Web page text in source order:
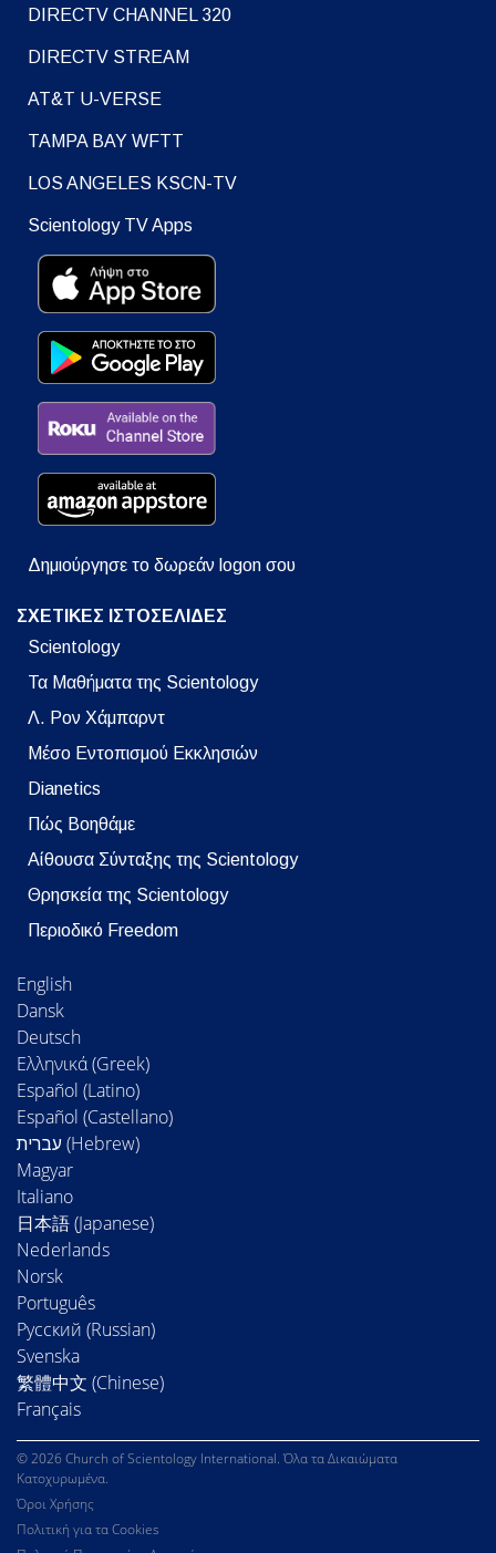
DIRECTV CHANNEL 320
DIRECTV STREAM
AT&T U-VERSE
TAMPA BAY WFTT
LOS ANGELES KSCN-TV
Scientology TV Apps
Δημιούργησε το δωρεάν logon σου
ΣΧΕΤΙΚΕΣ ΙΣΤΟΣΕΛΙΔΕΣ
Scientology
Τα Μαθήματα της Scientology
Λ. Ρον Χάμπαρντ
Μέσο Εντοπισμού Εκκλησιών
Dianetics
Πώς Βοηθάμε
Αίθουσα Σύνταξης της Scientology
Θρησκεία της Scientology
Περιοδικό Freedom
English
Dansk
Deutsch
Ελληνικά (Greek)
Español (Latino)
Español (Castellano)
Magyar
Italiano
日本語 (Japanese)
Nederlands
Norsk
Português
Русский (Russian)
Svenska
繁體中文 (Chinese)
Français
© 2026 Church of Scientology International. Όλα τα Δικαιώματα
Κατοχυρωμένα.
Όροι Χρήσης
Πολιτική για τα Cookies